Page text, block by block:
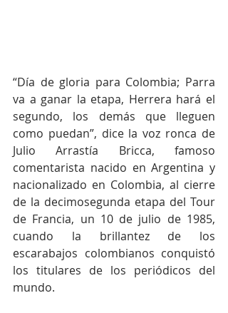
“Día de gloria para Colombia; Parra
va a ganar la etapa, Herrera hará el
segundo, los demás que lleguen
como puedan”, dice la voz ronca de
Julio Arrastía Bricca, famoso
comentarista nacido en Argentina y
nacionalizado en Colombia, al cierre
de la decimosegunda etapa del Tour
de Francia, un 10 de julio de 1985,
cuando la brillantez de los
escarabajos colombianos conquistó
los titulares de los periódicos del
mundo.